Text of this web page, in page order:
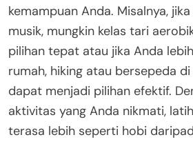
kemampuan Anda. Misalnya,
musik, mungkin kelas tari
pilihan tepat atau jika Anda
rumah, hiking atau bersepeda
dapat menjadi pilihan efektif.
aktivitas yang Anda nikmati,
terasa lebih seperti hobi